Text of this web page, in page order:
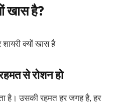
खास है?
से रोशन हो
है। उसकी रहमत हर जगह है, हर